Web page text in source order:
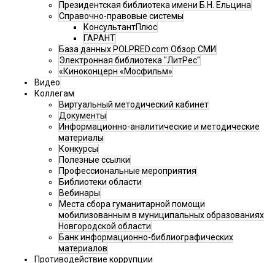
Президентская библиотека имени Б.Н. Ельцина
Справочно-правовые системы
КонсультантПлюс
ГАРАНТ
База данных POLPRED.com Обзор СМИ
Электронная библиотека "ЛитРес"
«Киноконцерн «Мосфильм»
Видео
Коллегам
Виртуальный методический кабинет
Документы
Информационно-аналитические и методические
материалы
Конкурсы
Полезные ссылки
Профессиональные мероприятия
Библиотеки области
Вебинары
Места сбора гуманитарной помощи
мобилизованным в муниципальных образованиях
Новгородской области
Банк информационно-библиографических
материалов
Противодействие коррупции